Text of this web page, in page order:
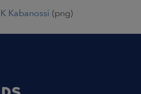
Kabanossi (png)